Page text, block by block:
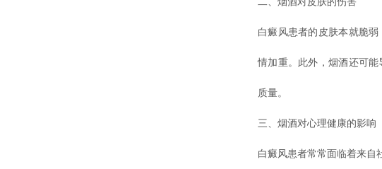
白癜风患者的皮肤本就脆
情加重。此外，烟酒还可
质量。
三、烟酒对心理健康的影响
白癜风患者常常面临着来自